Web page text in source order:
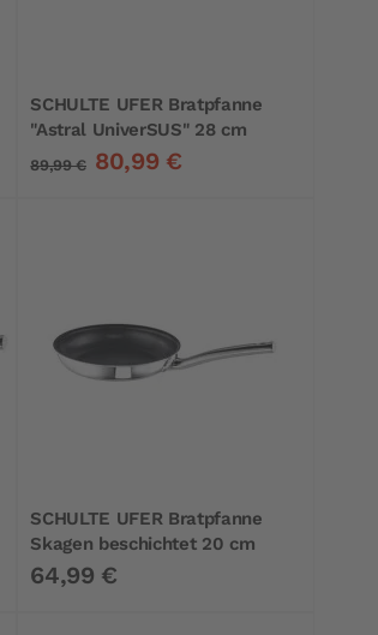
SCHULTE UFER Bratpfanne
"Astral UniverSUS" 28 cm
80,99 €
89,99 €
SCHULTE UFER Bratpfanne
Skagen beschichtet 20 cm
64,99 €